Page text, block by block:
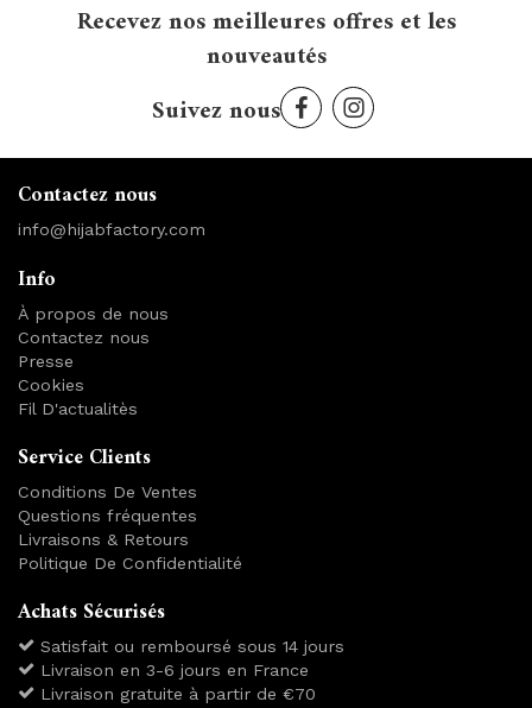
Recevez nos meilleures offres et les
nouveautés
Suivez nous
Contactez nous
info@hijabfactory.com
Info
À propos de nous
Contactez nous
Presse
Cookies
Fil D'actualitès
Service Clients
Conditions De Ventes
Questions fréquentes
Livraisons & Retours
Politique De Confidentialité
Achats Sécurisés
Satisfait ou remboursé sous 14 jours
Livraison en 3-6 jours en France
Livraison gratuite à partir de €70